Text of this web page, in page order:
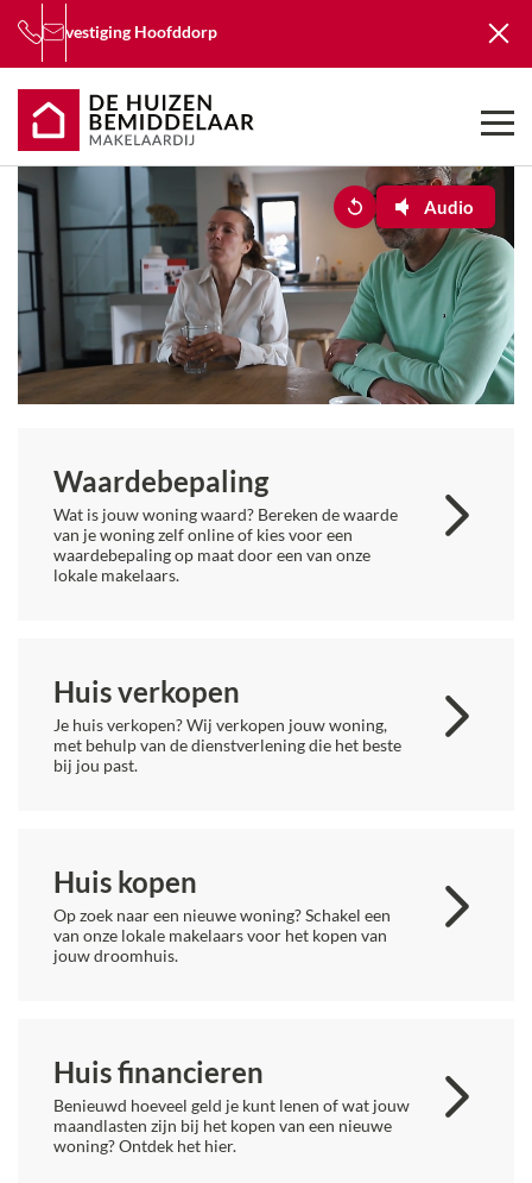
vestiging Hoofddorp
Audio
Waarde­bepaling
Wat is jouw woning waard? Bereken de waarde
van je woning zelf online of kies voor een
waardebepaling op maat door een van onze
lokale makelaars.
Huis verkopen
Je huis verkopen? Wij verkopen jouw woning,
met behulp van de dienstverlening die het beste
bij jou past.
Huis kopen
Op zoek naar een nieuwe woning? Schakel een
van onze lokale makelaars voor het kopen van
jouw droomhuis.
Huis financieren
Benieuwd hoeveel geld je kunt lenen of wat jouw
maandlasten zijn bij het kopen van een nieuwe
woning? Ontdek het hier.